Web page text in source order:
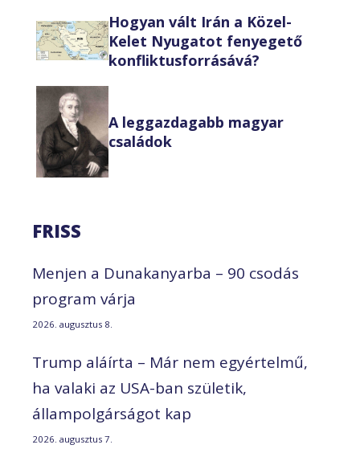
Hogyan vált Irán a Közel-
Kelet Nyugatot fenyegető
konfliktusforrásává?
A leggazdagabb magyar
családok
FRISS
Menjen a Dunakanyarba – 90 csodás
program várja
2026. augusztus 8.
Trump aláírta – Már nem egyértelmű,
ha valaki az USA-ban születik,
állampolgárságot kap
2026. augusztus 7.